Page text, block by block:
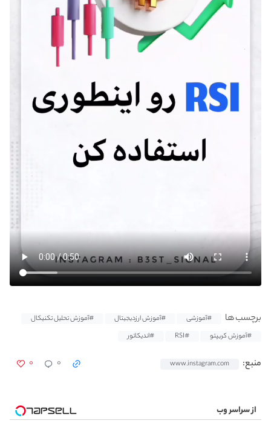
برچسب ها #آموزشی #آموزش ارزدیجیتال
#آموزش تحلیل تکنیکال
#آموزش کریپتو
#RSI #اندیکاتور
منبع: www.instagram.com ۰ ۰
از سراسر وب